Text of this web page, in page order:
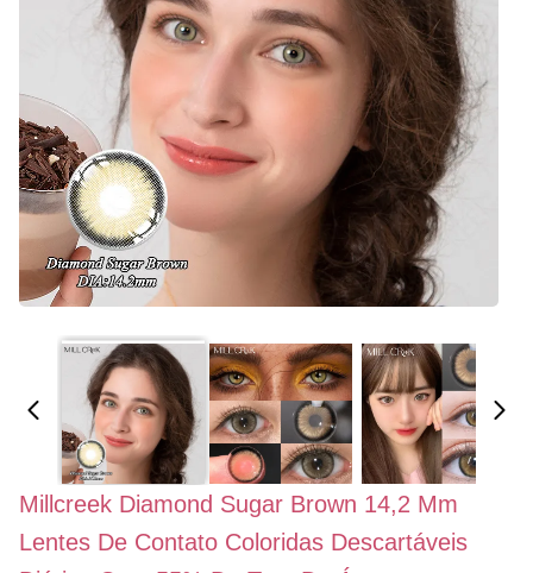
Millcreek Diamond Sugar Brown 14,2 Mm
Lentes De Contato Coloridas Descartáveis